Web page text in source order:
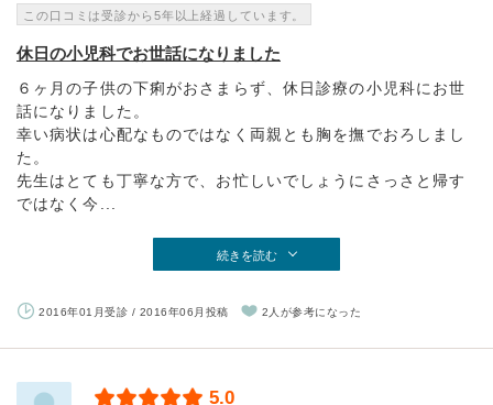
この口コミは受診から5年以上経過しています。
休日の小児科でお世話になりました
６ヶ月の子供の下痢がおさまらず、休日診療の小児科にお世
話になりました。
幸い病状は心配なものではなく両親とも胸を撫でおろしまし
た。
先生はとても丁寧な方で、お忙しいでしょうにさっさと帰す
ではなく今...
続きを読む
2016年01月受診 / 2016年06月投稿 2人が参考になった
5.0